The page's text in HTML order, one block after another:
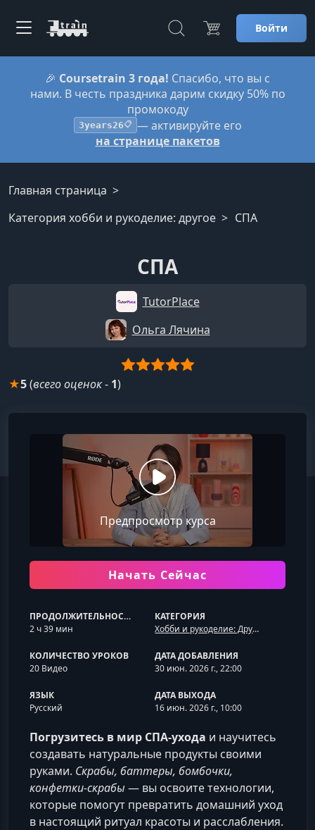
Войти
🎉 Coursetrain 3 года! Спасибо, что вы с
нами. В честь праздника дарим скидку 50% по
промокоду
3years26📋 — активируйте его
на странице пакетов
Главная страница
Категория хобби и рукоделие: другое
СПА
СПА
TutorPlace
Ольга Лячина
★5(всего оценок- 1)
Предпросмотр курса
Начать Сейчас
ПРОДОЛЖИТЕЛЬНОСТЬ
2 ч 39 мин
КАТЕГОРИЯ
Хобби и рукоделие: Другое
КОЛИЧЕСТВО УРОКОВ
20 Видео
ДАТА ДОБАВЛЕНИЯ
30 июн. 2026 г., 22:00
ЯЗЫК
Русский
ДАТА ВЫХОДА
16 июн. 2026 г., 10:00
Погрузитесь в мир СПА-ухода и научитесь
создавать натуральные продукты своими
руками. Скрабы, баттеры, бомбочки,
конфетки‑скрабы — вы освоите технологии,
которые помогут превратить домашний уход
в настоящий ритуал красоты и расслабления.